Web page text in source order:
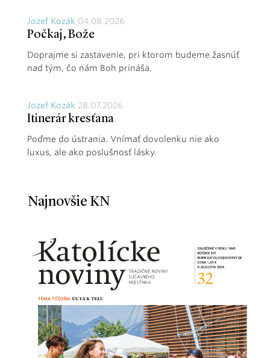
Jozef Kozák 04.08.2026
Počkaj, Bože
Doprajme si zastavenie, pri ktorom budeme žasnúť
nad tým, čo nám Boh prináša.
Jozef Kozák 28.07.2026
Itinerár kresťana
Poďme do ústrania. Vnímať dovolenku nie ako
luxus, ale ako poslušnosť lásky.
Najnovšie KN